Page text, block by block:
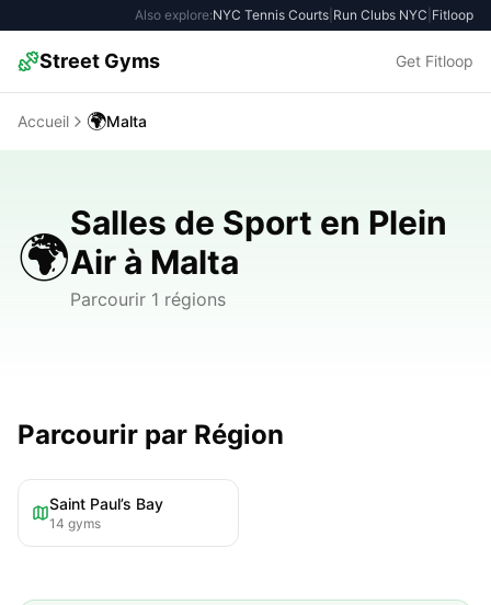
Also explore:NYC Tennis Courts Run Clubs NYC Fitloop
Street Gyms Get Fitloop
Accueil 🌍Malta
🌍
Salles de Sport en Plein
Air à Malta
Parcourir 1 régions
Parcourir par Région
Saint Paul’s Bay
14 gyms